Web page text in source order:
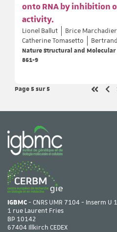
onto RNA by inhibition
activity.
Lionel Ballut Brice Marchadier
Catherine Tomasetto
Nature Structural and Molecular
861-9
Page 5sur 5
IGBMC- CNRS UMR 7104 - Inserm U
1 rue Laurent Fries
BP 10142
67404 Illkirch CEDEX